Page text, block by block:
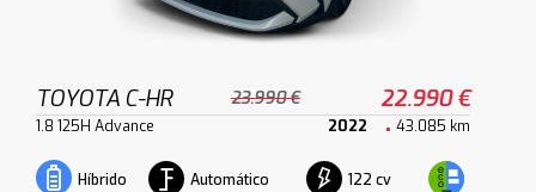
TOYOTA C-HR 23.990 € 22.990 €
1.8 125H Advance 2022 43.085 km
Híbrido Automático 122 cv